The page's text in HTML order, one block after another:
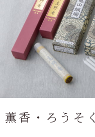
薫香・ろうそく